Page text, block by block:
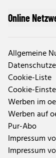
Online
Allgemeine
Cookie-Liste
Cookie-
Werben im
Werben auf
Pur-Abo
Impressum
Impressum